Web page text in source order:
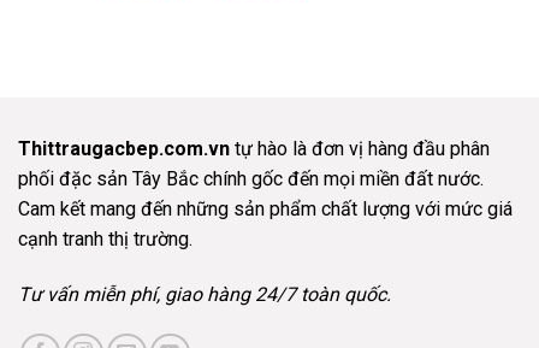
Thittraugacbep.com.vn tự hào là đơn vị hàng đầu phân
phối đặc sản Tây Bắc chính gốc đến mọi miền đất nước.
Cam kết mang đến những sản phẩm chất lượng với mức giá
cạnh tranh thị trường.
Tư vấn miễn phí, giao hàng 24/7 toàn quốc.